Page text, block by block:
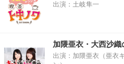
出演：土岐隼一
加隈亜衣・大西沙
出演：加隈亜衣（亜衣